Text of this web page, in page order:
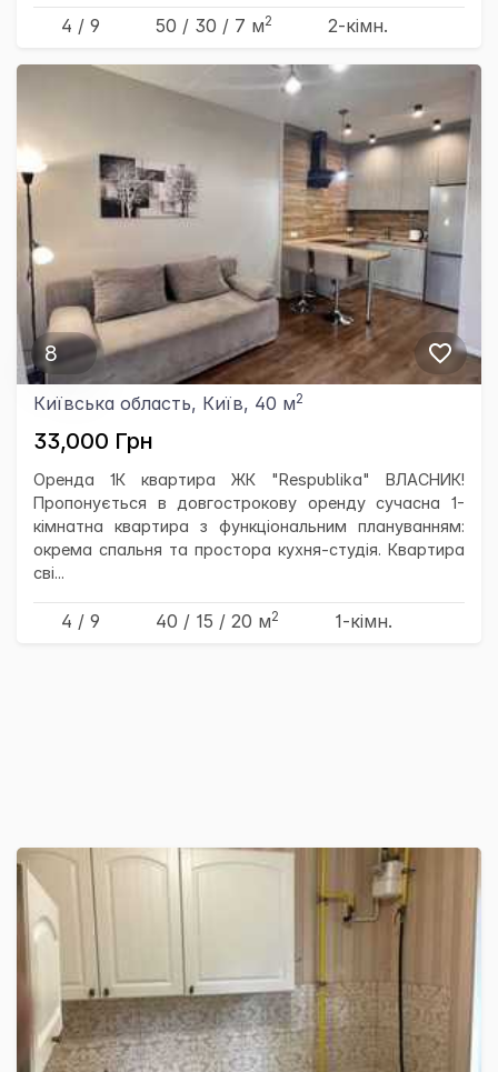
4 / 9 50 / 30 / 7 м2 2-кімн.
8
Київська область, Київ, 40 м2
33,000 Грн
Оренда 1К квартира ЖК "Respublika" ВЛАСНИК!
Пропонується в довгострокову оренду сучасна 1-
кімнатна квартира з функціональним плануванням:
окрема спальня та простора кухня-студія. Квартира
сві...
4 / 9 40 / 15 / 20 м2 1-кімн.